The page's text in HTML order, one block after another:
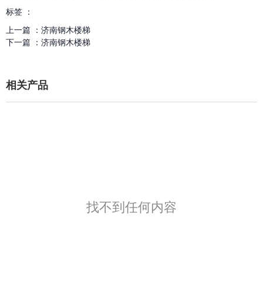
标签 ：
上一篇 ： 济南钢木楼梯
下一篇 ： 济南钢木楼梯
相关产品
找不到任何内容